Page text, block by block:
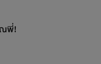
ณพี่!